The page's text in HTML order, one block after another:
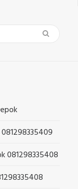
081298335408